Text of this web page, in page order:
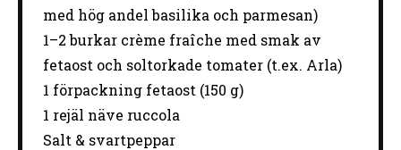
med hög andel basilika och parmesan)
1–2burkar crème fraîche med smak av
fetaost och soltorkade tomater (t.ex. Arla)
1 förpackning fetaost (150 g)
1 rejäl näve ruccola
Salt & svartpeppar